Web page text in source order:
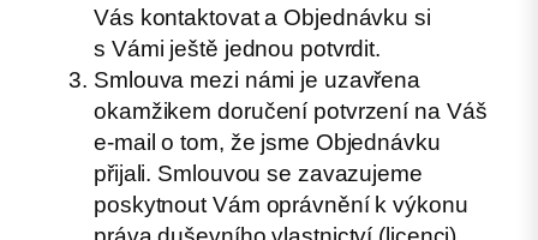
Vás kontaktovat a Objednávku si
s Vámi ještě jednou potvrdit.
Smlouva mezi námi je uzavřena
okamžikem doručení potvrzení na Váš
e-mail o tom, že jsme Objednávku
přijali. Smlouvou se zavazujeme
poskytnout Vám oprávnění k výkonu